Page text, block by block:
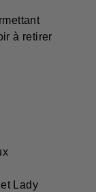
à retirer
Lady